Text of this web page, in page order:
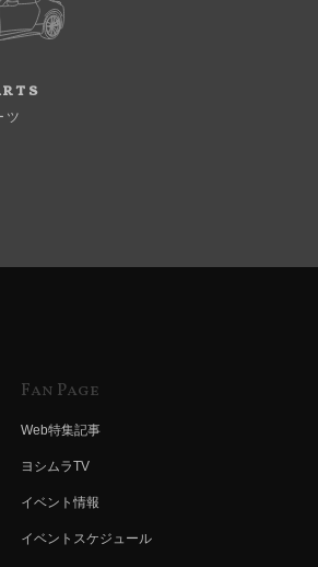
ツ
Fan Page
Web特集記事
ヨシムラTV
イベント情報
イベントスケジュール